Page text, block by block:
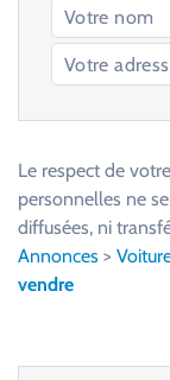
e
Le respect de
personnelles ne
diffusées, ni
Annonces >
vendre